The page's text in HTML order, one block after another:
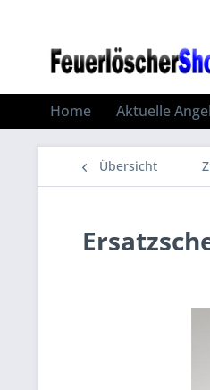
Home Aktuelle
Übersicht